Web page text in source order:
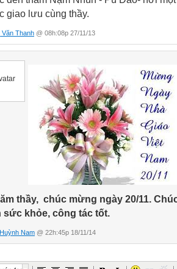
giao lưu cùng thầy.
Văn Thanh @ 08h:08p 27/11/13
thầy, chúc mừng ngày 20/11.
sức khỏe, công tác tốt.
Nam @ 22h:45p 18/11/14